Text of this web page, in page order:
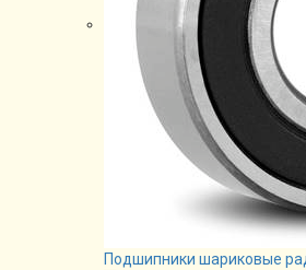
Подшипники шариковые